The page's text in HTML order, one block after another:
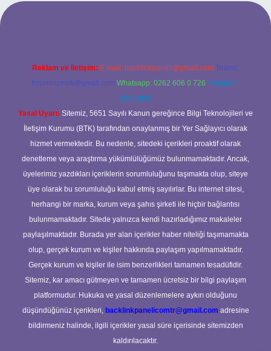
giriş
Reklam ve İletişim: E-mail: backlinkpaneli@gmail.com Teams:
forumhizmeti@gmail.com Whatsapp: 0262 606 0 726 Telegram:
@karabul
Yasal Uyarı: Sitemiz, 5651 Sayılı Kanun gereğince Bilgi Teknolojileri ve
İletişim Kurumu (BTK) tarafından onaylanmış bir Yer Sağlayıcı olarak
hizmet vermektedir. Bu nedenle, sitedeki içerikleri proaktif olarak
denetleme veya araştırma yükümlülüğümüz bulunmamaktadır. Ancak,
üyelerimiz yazdıkları içeriklerin sorumluluğunu taşımakta olup, siteye
üye olarak bu sorumluluğu kabul etmiş sayılırlar. Bu internet sitesi,
herhangi bir marka, kurum veya şahıs şirketi ile hiçbir bağlantısı
bulunmamaktadır. Sitede yalnızca kendi hazırladığımız makaleler
paylaşılmaktadır. Burada yer alan içerikler haber niteliği taşımamakta
olup, gerçek kurum ve kişiler hakkında paylaşım yapılmamaktadır.
Gerçek kurum ve kişiler ile isim benzerlikleri tamamen tesadüfidir.
Sitemiz, kar amacı gütmeyen ve tamamen ücretsiz bir bilgi paylaşım
platformudur. Hukuka ve yasal düzenlemelere aykırı olduğunu
düşündüğünüz içerikleri, backlinkpanelicomtr@gmail.com adresine
bildirmeniz halinde, ilgili içerikler yasal süre içerisinde sitemizden
kaldırılacaktır.